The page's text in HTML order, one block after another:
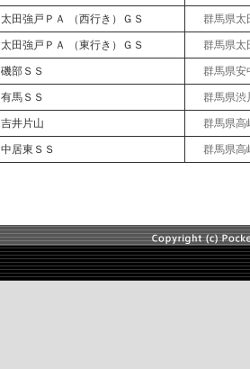
太田強戸ＰＡ （西行き）ＧＳ 群馬県太
太田強戸ＰＡ （東行き）ＧＳ 群馬県太
磯部ＳＳ 群馬県安
有馬ＳＳ 群馬県
吉井片山 群馬県高
中居東ＳＳ 群馬県高